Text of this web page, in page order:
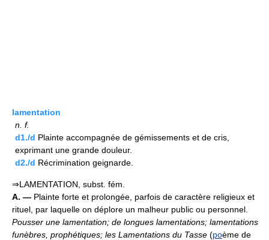
lamentation
n. f.
d1./d Plainte accompagnée de gémissements et de cris,
exprimant une grande douleur.
d2./d Récrimination geignarde.
⇒LAMENTATION, subst. fém.
A. — Plainte forte et prolongée, parfois de caractère religieux et
rituel, par laquelle on déplore un malheur public ou personnel.
Pousser une lamentation; de longues lamentations; lamentations
funèbres, prophétiques; les Lamentations du Tasse (poème de